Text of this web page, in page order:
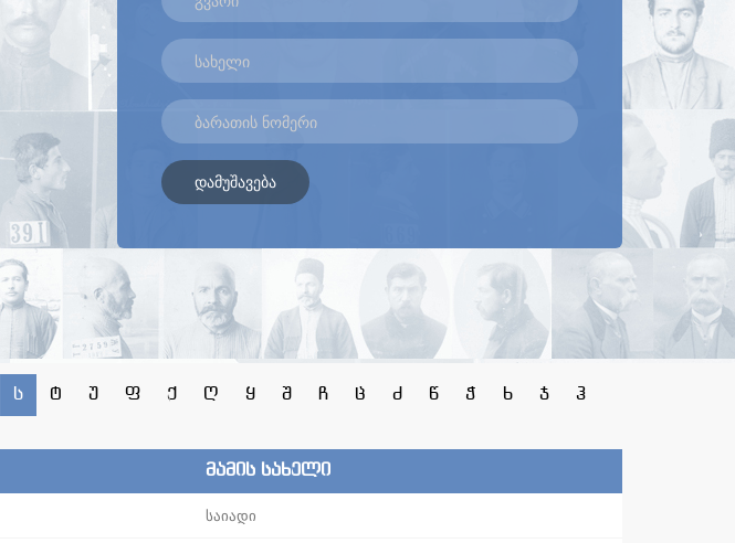
დამუშავება
ს ტ უ ფ ქ ღ ყ შ ჩ ც ძ წ ჭ ხ ჯ ჰ
მამის სახელი
საიადი